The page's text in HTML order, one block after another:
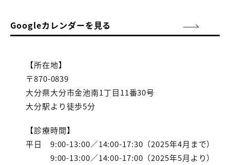
Googleカレンダーを見る
【所在地】
〒870-0839
大分県大分市金池南1丁目11番30号
大分駅より徒歩5分
【診療時間】
平日 9:00-13:00／14:00-17:30（2025年4月まで）
9:00-13:00／14:00-17:00（2025年5月より）